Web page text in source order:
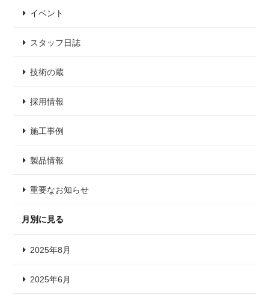
イベント
スタッフ日誌
技術の蔵
採用情報
施工事例
製品情報
重要なお知らせ
月別に見る
2025年8月
2025年6月